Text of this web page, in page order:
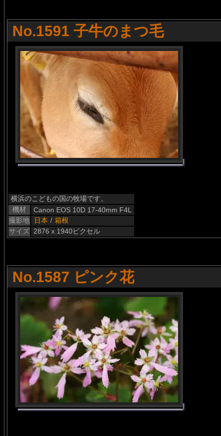
No.1591 子牛のまつ毛
横浜のこどもの国の牧場です。
機材
Canon EOS 10D 17-40mm F4L
撮影地
日本 / 箱根
サイズ 2876 x 1940ピクセル
No.1587 ピンク花